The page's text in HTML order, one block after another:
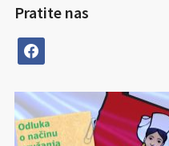
Pratite nas
facebook